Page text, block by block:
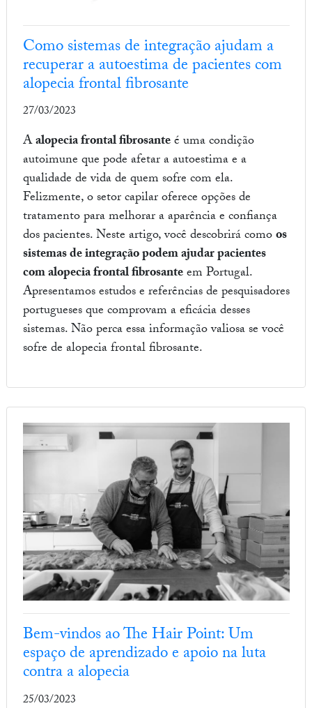
Como sistemas de integração ajudam a
recuperar a autoestima de pacientes com
alopecia frontal fibrosante
27/03/2023
Aalopecia frontal fibrosanteé uma condição
autoimune que pode afetar a autoestima e a
qualidade de vida de quem sofre com ela.
Felizmente, o setor capilar oferece opções de
tratamento para melhorar a aparência e confiança
dos pacientes. Neste artigo, você descobrirá comoos
sistemas de integração podem ajudar pacientes
com alopecia frontal fibrosanteem Portugal.
Apresentamos estudos e referências de pesquisadores
portugueses que comprovam a eficácia desses
sistemas. Não perca essa informação valiosa se você
sofre de alopecia frontal fibrosante.
Bem-vindos ao The Hair Point: Um
espaço de aprendizado e apoio na luta
contra a alopecia
25/03/2023